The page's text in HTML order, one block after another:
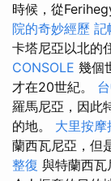
時候，從
院的奇妙經歷 記
卡塔尼亞以北的
CONSOLE 幾個
才在20世紀。
羅馬尼亞，因此
的地。 大里按摩
蘭西瓦尼亞，但
整復 與特蘭西瓦